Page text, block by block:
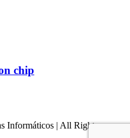
chip
Informáticos | All Rights